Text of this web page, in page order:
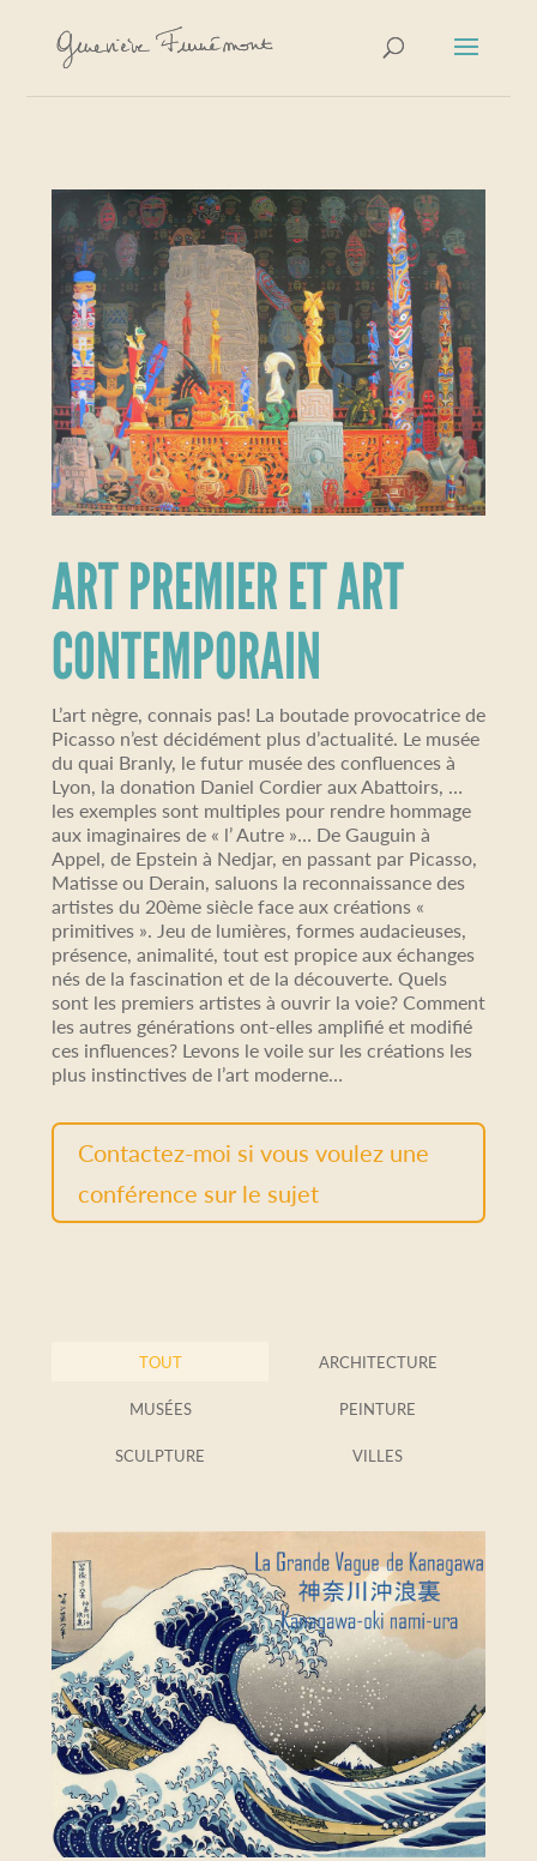
ART PREMIER ET ART
CONTEMPORAIN
L’art nègre, connais pas! La boutade provocatrice de
Picasso n’est décidément plus d’actualité. Le musée
du quai Branly, le futur musée des confluences à
Lyon, la donation Daniel Cordier aux Abattoirs, …
les exemples sont multiples pour rendre hommage
aux imaginaires de « l’ Autre »… De Gauguin à
Appel, de Epstein à Nedjar, en passant par Picasso,
Matisse ou Derain, saluons la reconnaissance des
artistes du 20ème siècle face aux créations «
primitives ». Jeu de lumières, formes audacieuses,
présence, animalité, tout est propice aux échanges
nés de la fascination et de la découverte. Quels
sont les premiers artistes à ouvrir la voie? Comment
les autres générations ont-elles amplifié et modifié
ces influences? Levons le voile sur les créations les
plus instinctives de l’art moderne…
Contactez-moi si vous voulez une
conférence sur le sujet
TOUT ARCHITECTURE
MUSÉES PEINTURE
SCULPTURE VILLES